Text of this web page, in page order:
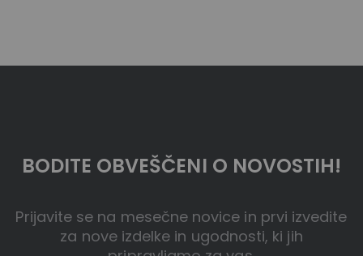
BODITE OBVEŠČENI O NOVOSTIH!
Prijavite se na mesečne novice in prvi izvedite
za nove izdelke in ugodnosti, ki jih